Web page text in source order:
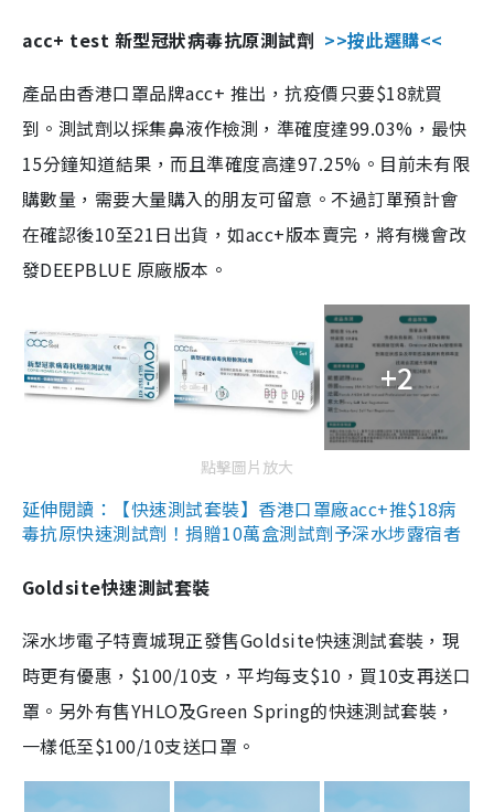
acc+ test 新型冠狀病毒抗原測試劑 >>按此選購<<
產品由香港口罩品牌acc+ 推出，抗疫價只要$18就買
到。測試劑以採集鼻液作檢測，準確度達99.03%，最快
15分鐘知道結果，而且準確度高達97.25%。目前未有限
購數量，需要大量購入的朋友可留意。不過訂單預計會
在確認後10至21日出貨，如acc+版本賣完，將有機會改
發DEEPBLUE 原廠版本。
+2
點擊圖片放大
延伸閱讀：【快速測試套裝】香港口罩廠acc+推$18病
毒抗原快速測試劑！捐贈10萬盒測試劑予深水埗露宿者
Goldsite快速測試套裝
深水埗電子特賣城現正發售Goldsite快速測試套裝，現
時更有優惠，$100/10支，平均每支$10，買10支再送口
罩。另外有售YHLO及Green Spring的快速測試套裝，
一樣低至$100/10支送口罩。